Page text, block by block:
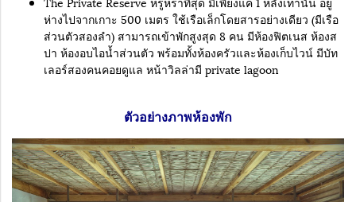
ห่างไปจากเกาะ 500 เมตร ใช้เรือเล็กโดยสารอย่างเดียว (มีเรือ
ส่วนตัวสองลำ) สามารถเข้าพักสูงสุด 8 คน มีห้องฟิตเนส ห้องส
ปา ห้องอบไอน้ำส่วนตัว พร้อมทั้งห้องครัวและห้องเก็บไวน์ มีบัท
เลอร์สองคนคอยดูแล หน้าวิลล่ามี private lagoon
ตัวอย่างภาพห้องพัก